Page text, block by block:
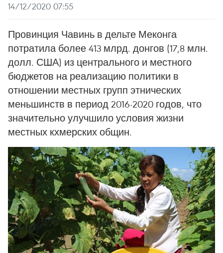
14/12/2020 07:55
Провинция Чавинь в дельте Меконга
потратила более 413 млрд. донгов (17,8 млн.
долл. США) из центрального и местного
бюджетов на реализацию политики в
отношении местных групп этнических
меньшинств в период 2016-2020 годов, что
значительно улучшило условия жизни
местных кхмерских общин.